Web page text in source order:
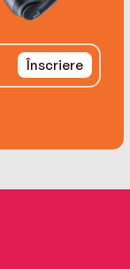
Înscriere